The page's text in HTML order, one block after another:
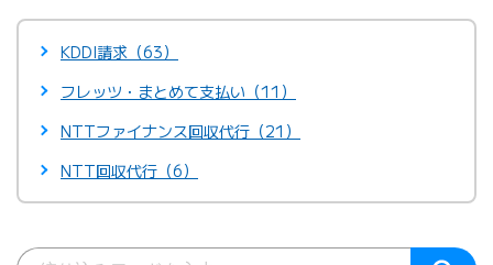
KDDI請求（63）
フレッツ・まとめて支払い（11）
NTTファイナンス回収代行（21）
NTT回収代行（6）